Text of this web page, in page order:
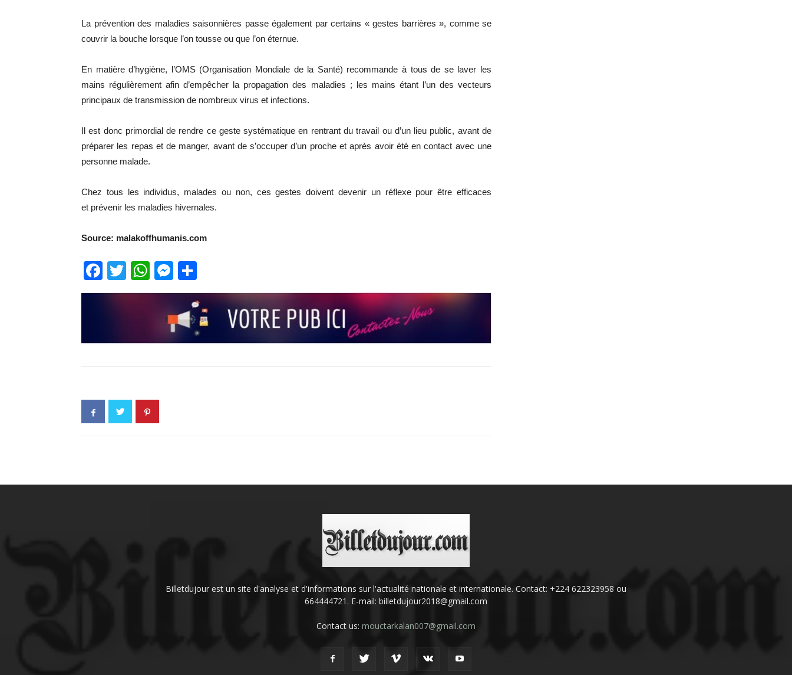
La prévention des maladies saisonnières passe également par certains « gestes barrières », comme se
couvrir la bouche lorsque l’on tousse ou que l’on éternue.
En matière d’hygiène, l’OMS (Organisation Mondiale de la Santé) recommande à tous de se laver les
mains régulièrement afin d’empêcher la propagation des maladies ; les mains étant l’un des vecteurs
principaux de transmission de nombreux virus et infections.
Il est donc primordial de rendre ce geste systématique en rentrant du travail ou d’un lieu public, avant de
préparer les repas et de manger, avant de s’occuper d’un proche et après avoir été en contact avec une
personne malade.
Chez tous les individus, malades ou non, ces gestes doivent devenir un réflexe pour être efficaces
et prévenir les maladies hivernales.
Source: malakoffhumanis.com
Facebook
TwitterWhatsApp
Messenger
Billetdujour est un site d'analyse et d'informations sur l'actualité nationale et internationale. Contact: +224 622323958 ou
664444721. E-mail: billetdujour2018@gmail.com
Contact us: mouctarkalan007@gmail.com